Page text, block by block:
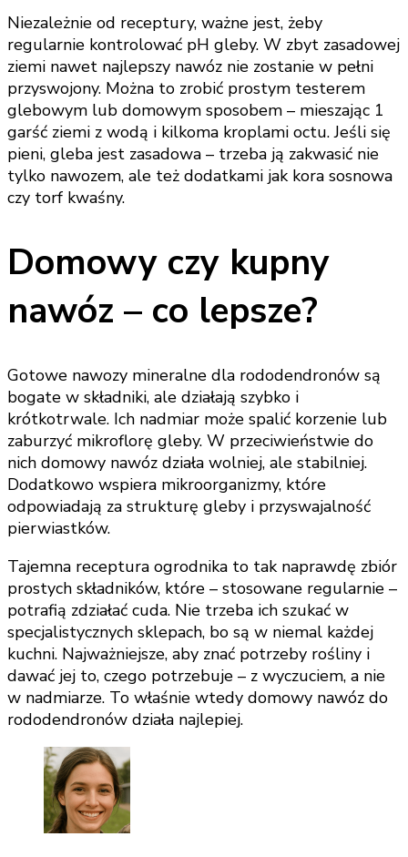
Niezależnie od receptury, ważne jest, żeby
regularnie kontrolować pH gleby. W zbyt zasadowej
ziemi nawet najlepszy nawóz nie zostanie w pełni
przyswojony. Można to zrobić prostym testerem
glebowym lub domowym sposobem – mieszając 1
garść ziemi z wodą i kilkoma kroplami octu. Jeśli się
pieni, gleba jest zasadowa – trzeba ją zakwasić nie
tylko nawozem, ale też dodatkami jak kora sosnowa
czy torf kwaśny.
Domowy czy kupny
nawóz – co lepsze?
Gotowe nawozy mineralne dla rododendronów są
bogate w składniki, ale działają szybko i
krótkotrwale. Ich nadmiar może spalić korzenie lub
zaburzyć mikroflorę gleby. W przeciwieństwie do
nich domowy nawóz działa wolniej, ale stabilniej.
Dodatkowo wspiera mikroorganizmy, które
odpowiadają za strukturę gleby i przyswajalność
pierwiastków.
Tajemna receptura ogrodnika to tak naprawdę zbiór
prostych składników, które – stosowane regularnie –
potrafią zdziałać cuda. Nie trzeba ich szukać w
specjalistycznych sklepach, bo są w niemal każdej
kuchni. Najważniejsze, aby znać potrzeby rośliny i
dawać jej to, czego potrzebuje – z wyczuciem, a nie
w nadmiarze. To właśnie wtedy domowy nawóz do
rododendronów działa najlepiej.